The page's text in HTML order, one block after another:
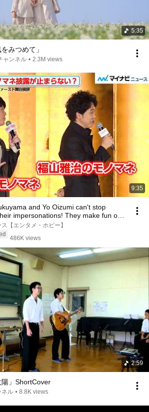
5:35
みつめて」
ャンネル • 2.3M views
9:35
and Yo Oizumi can't stop
impersonations! They make fun of
【エンタメ・ホビー】
486K views
2:59
陽」ShortCover
ネル • 8.8K views